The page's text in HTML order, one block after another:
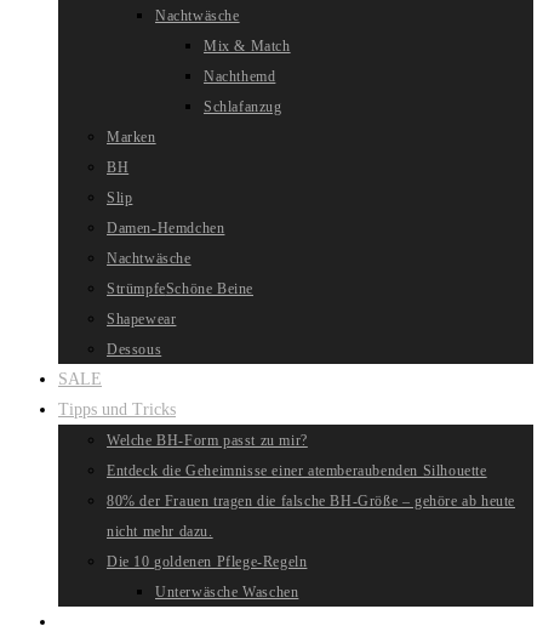
Nachtwäsche
Mix & Match
Nachthemd
Schlafanzug
Marken
BH
Slip
Damen-Hemdchen
Nachtwäsche
StrümpfeSchöne Beine
Shapewear
Dessous
SALE
Tipps und Tricks
Welche BH-Form passt zu mir?
Entdeck die Geheimnisse einer atemberaubenden Silhouette
80% der Frauen tragen die falsche BH-Größe – gehöre ab heute
nicht mehr dazu.
Die 10 goldenen Pflege-Regeln
Unterwäsche Waschen